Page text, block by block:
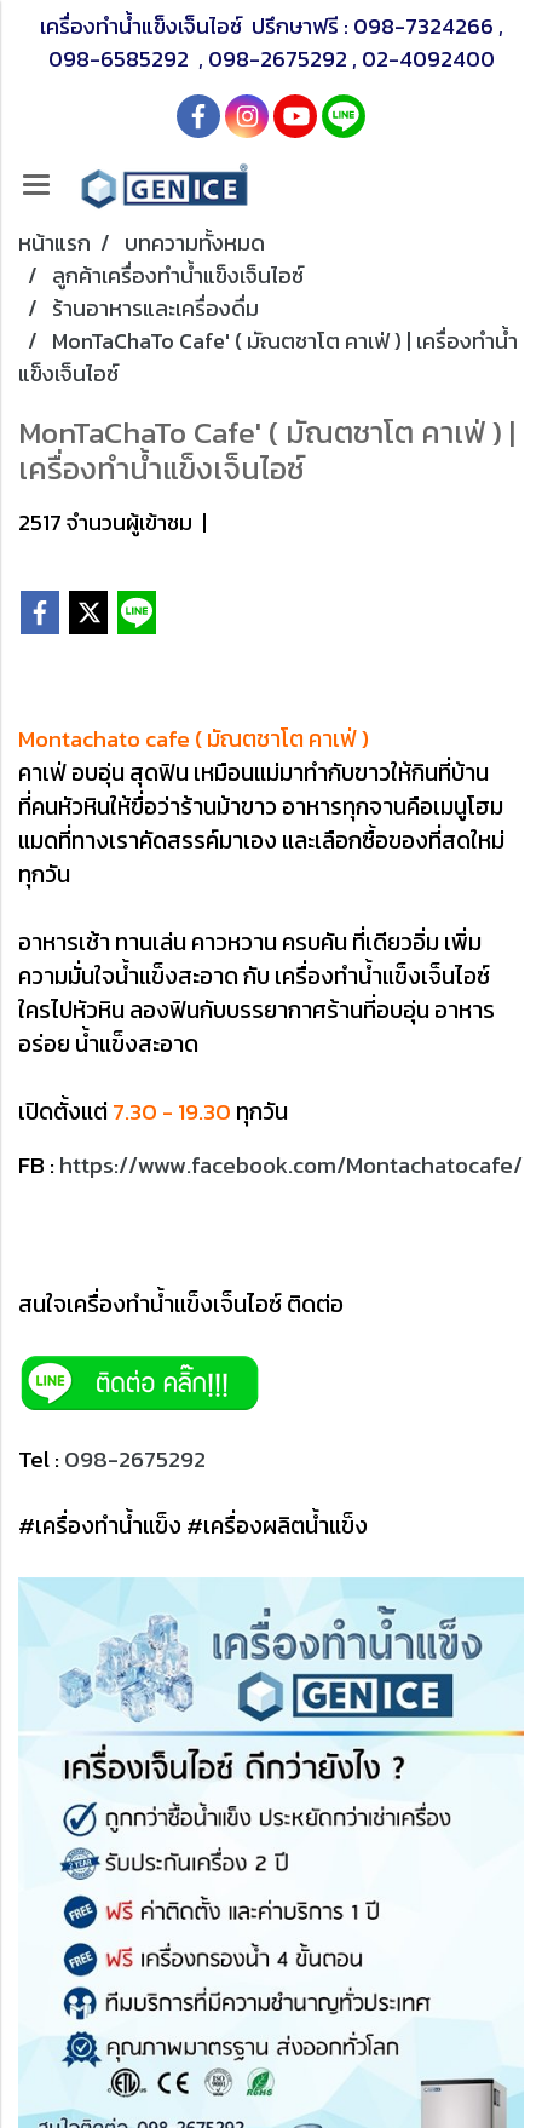
เครื่องทำน้ำแข็งเจ็นไอซ์ ปรึกษาฟรี : 098-7324266 ,
098-6585292 , 098-2675292 , 02-4092400
หน้าแรก
บทความทั้งหมด
ลูกค้าเครื่องทำน้ำแข็งเจ็นไอซ์
ร้านอาหารและเครื่องดื่ม
MonTaChaTo Cafe' ( มัณตชาโต คาเฟ่ ) | เครื่องทำน้ำ
แข็งเจ็นไอซ์
MonTaChaTo Cafe' ( มัณตชาโต คาเฟ่ ) |
เครื่องทำน้ำแข็งเจ็นไอซ์
2517 จำนวนผู้เข้าชม |
Montachato cafe ( มัณตชาโต คาเฟ่ )
คาเฟ่ อบอุ่น สุดฟิน เหมือนแม่มาทำกับขาวให้กินที่บ้าน
ที่คนหัวหินให้ฃื่อว่าร้านม้าขาว อาหารทุกจานคือเมนูโฮม
แมดที่ทางเราคัดสรรค์มาเอง และเลือกซื้อของที่สดใหม่
ทุกวัน
อาหารเช้า​ ทานเล่น​ คาวหวาน​ ครบคัน​ ที่เดียวอิ่ม​ เพิ่ม
ความมั่นใจน้ำแข็งสะอาด​ กับ เครื่องทำน้ำแข็งเจ็นไอซ์​
ใครไปหัวหิน​ ลองฟินกับบรรยากาศร้านที่อบอุ่น​ อาหาร
อร่อย​ น้ำแข็งสะอาด
เปิดตั้งแต่ 7.30 - 19.30 ทุกวัน
FB :https://www.facebook.com/Montachatocafe/
สนใจเครื่องทำน้ำแข็งเจ็นไอซ์ ติดต่อ
Tel :098-2675292
#เครื่องทำน้ำแข็ง #เครื่องผลิตน้ำแข็ง